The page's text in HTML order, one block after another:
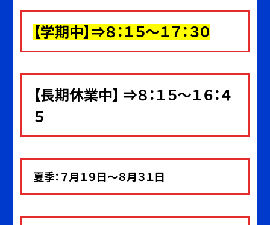
【学期中】⇒８：１５～１７：３０
【長期休業中】 ⇒８：１５～１６：４
５
夏季：７月１９日～８月３１日